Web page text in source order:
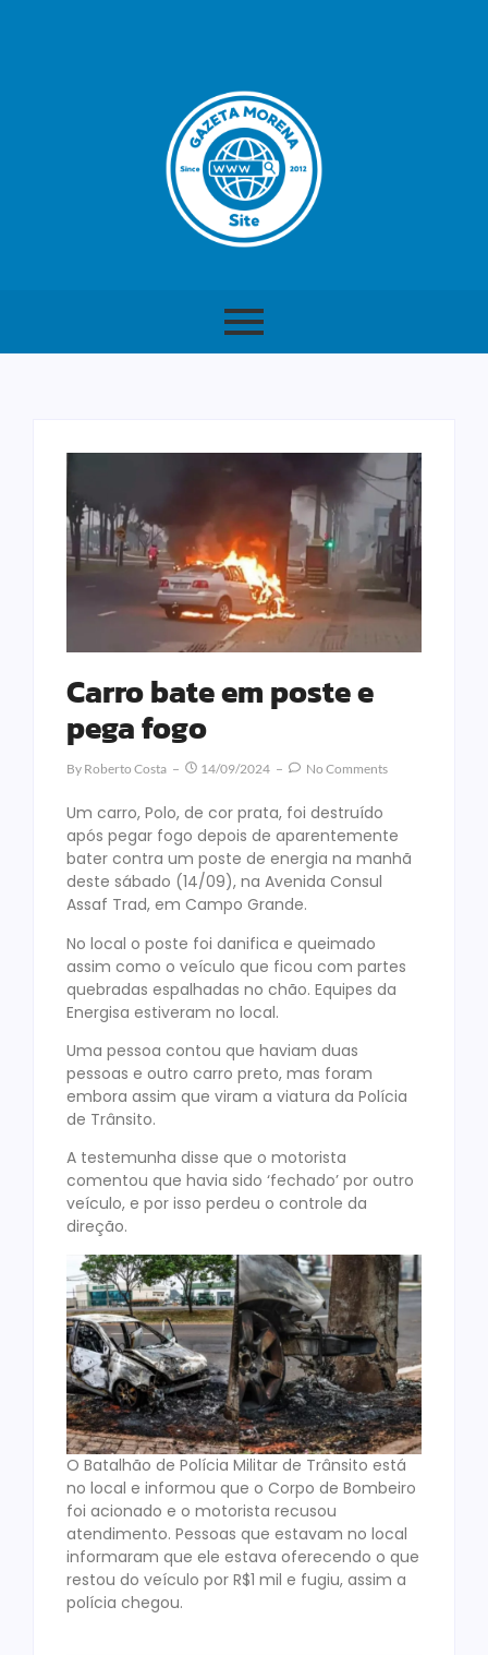
Carro bate em poste e
pega fogo
By Roberto Costa 14/09/2024 No Comments
Um carro, Polo, de cor prata, foi destruído
após pegar fogo depois de aparentemente
bater contra um poste de energia na manhã
deste sábado (14/09), na Avenida Consul
Assaf Trad, em Campo Grande.
No local o poste foi danifica e queimado
assim como o veículo que ficou com partes
quebradas espalhadas no chão. Equipes da
Energisa estiveram no local.
Uma pessoa contou que haviam duas
pessoas e outro carro preto, mas foram
embora assim que viram a viatura da Polícia
de Trânsito.
A testemunha disse que o motorista
comentou que havia sido ‘fechado’ por outro
veículo, e por isso perdeu o controle da
direção.
O Batalhão de Polícia Militar de Trânsito está
no local e informou que o Corpo de Bombeiro
foi acionado e o motorista recusou
atendimento. Pessoas que estavam no local
informaram que ele estava oferecendo o que
restou do veículo por R$1 mil e fugiu, assim a
polícia chegou.